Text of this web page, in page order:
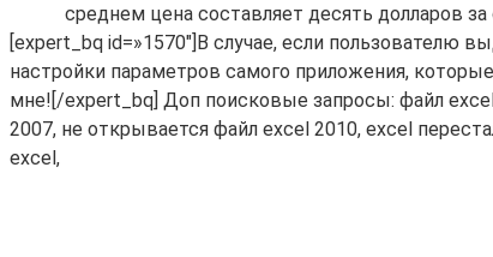
среднем цена составляет десять долларов
[expert_bq id=»1570″]В случае, если
настройки параметров самого приложения,
мне![/expert_bq] Доп поисковые запросы: файл
2007, не открывается файл excel 2010, excel
excel,